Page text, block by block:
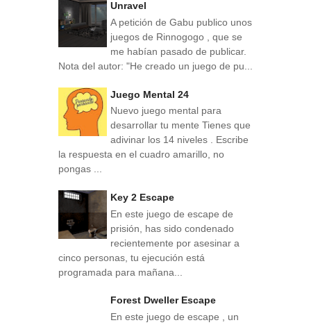
Unravel
A petición de Gabu publico unos
juegos de Rinnogogo , que se
me habían pasado de publicar.
Nota del autor: "He creado un juego de pu...
Juego Mental 24
Nuevo juego mental para
desarrollar tu mente Tienes que
adivinar los 14 niveles . Escribe
la respuesta en el cuadro amarillo, no
pongas ...
Key 2 Escape
En este juego de escape de
prisión, has sido condenado
recientemente por asesinar a
cinco personas, tu ejecución está
programada para mañana...
Forest Dweller Escape
En este juego de escape , un